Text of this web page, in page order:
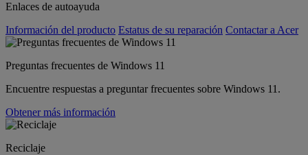
Enlaces de autoayuda
Información del producto Estatus de su reparación Contactar a Acer
Preguntas frecuentes de Windows 11
Encuentre respuestas a preguntar frecuentes sobre Windows 11.
Obtener más información
Reciclaje